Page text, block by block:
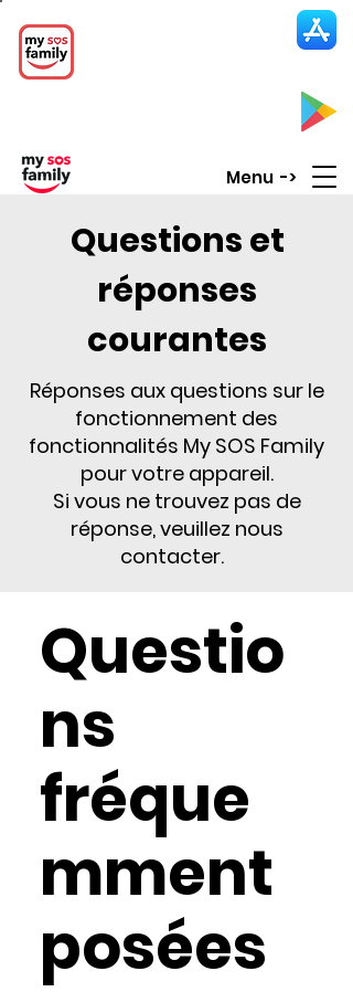
Menu ->
Questions et
réponses
courantes
Réponses aux questions sur le
fonctionnement des
fonctionnalités My SOS Family
pour votre appareil.
Si vous ne trouvez pas de
réponse, veuillez nous
contacter.
Questio
ns
fréque
mment
posées